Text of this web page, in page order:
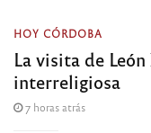
HOY CÓRDOBA
La visita de
interreligiosa
7 horas atrás